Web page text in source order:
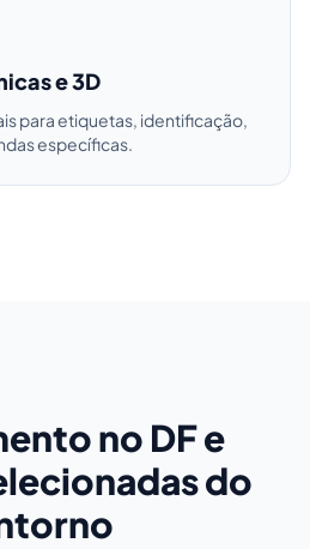
e 3D
para etiquetas, identificação,
específicas.
no DF e
do